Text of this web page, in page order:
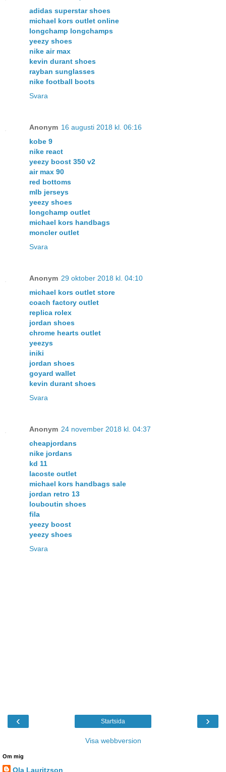
adidas superstar shoes
michael kors outlet online
longchamp longchamps
yeezy shoes
nike air max
kevin durant shoes
rayban sunglasses
nike football boots
Svara
Anonym 16 augusti 2018 kl. 06:16
kobe 9
nike react
yeezy boost 350 v2
air max 90
red bottoms
mlb jerseys
yeezy shoes
longchamp outlet
michael kors handbags
moncler outlet
Svara
Anonym 29 oktober 2018 kl. 04:10
michael kors outlet store
coach factory outlet
replica rolex
jordan shoes
chrome hearts outlet
yeezys
iniki
jordan shoes
goyard wallet
kevin durant shoes
Svara
Anonym 24 november 2018 kl. 04:37
cheapjordans
nike jordans
kd 11
lacoste outlet
michael kors handbags sale
jordan retro 13
louboutin shoes
fila
yeezy boost
yeezy shoes
Svara
‹ ›
Startsida
Visa webbversion
Om mig
Ola Lauritzson